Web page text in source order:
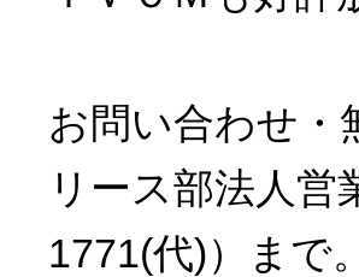
お問い合わせ・
リース部法人
1771(代)）まで。